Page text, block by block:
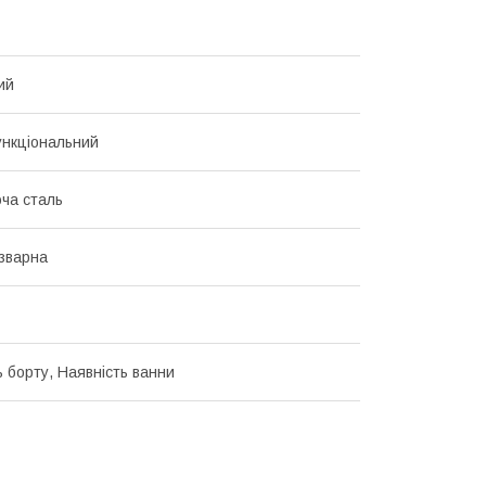
сталь
борту, Наявність ванни